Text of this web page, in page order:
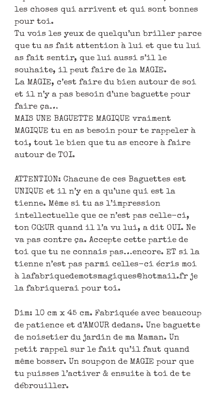
les choses qui arrivent et qui sont bonnes
pour toi.
Tu vois les yeux de quelqu’un briller parce
que tu as fait attention à lui et que tu lui
as fait sentir, que lui aussi s’il le
souhaite, il peut faire de la MAGIE.
La MAGIE, c’est faire du bien autour de soi
et il n’y a pas besoin d’une baguette pour
faire ça…
MAIS UNE BAGUETTE MAGIQUE vraiment
MAGIQUE tu en as besoin pour te rappeler à
toi, tout le bien que tu as encore à faire
autour de TOI.
ATTENTION: Chacune de ces Baguettes est
UNIQUE et il n’y en a qu’une qui est la
tienne. Même si tu as l’impression
intellectuelle que ce n’est pas celle-ci,
ton CŒUR quand il l’a vu lui, a dit OUI. Ne
va pas contre ça. Accepte cette partie de
toi que tu ne connais pas…encore. ET si la
tienne n’est pas parmi celles-ci écris moi
à lafabriquedemotsmagiques@hotmail.fr je
la fabriquerai pour toi.
Dim: 10 cm x 45 cm. Fabriquée avec beaucoup
de patience et d’AMOUR dedans. Une baguette
de noisetier du jardin de ma Maman. Un
petit rappel sur le fait qu’il faut quand
même bosser. Un soupçon de MAGIE pour que
tu puisses l’activer & ensuite à toi de te
débrouiller.